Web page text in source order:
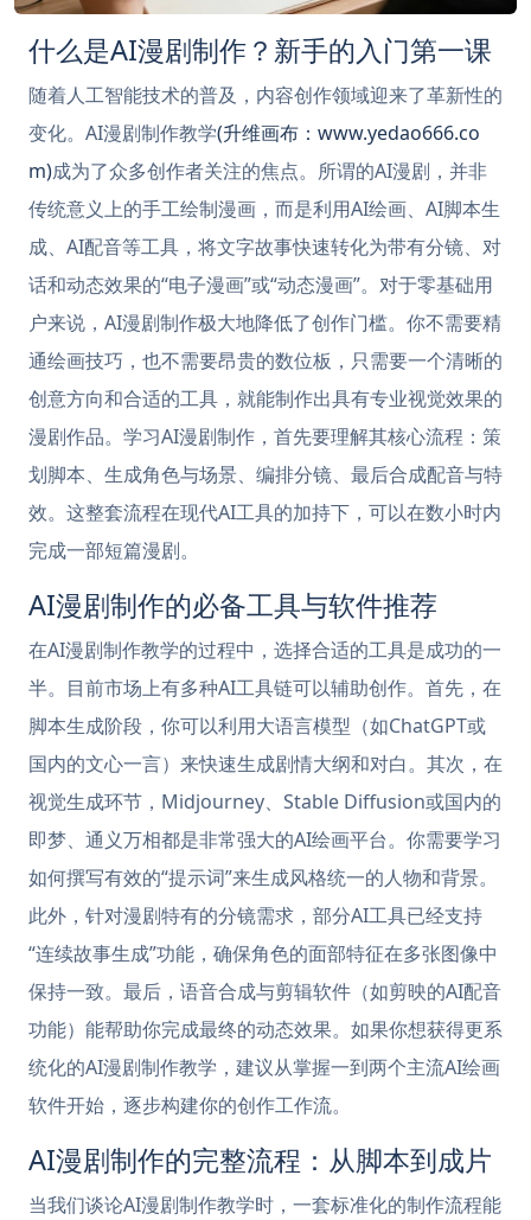
什么是AI漫剧制作？新手的入门第一课
随着人工智能技术的普及，内容创作领域迎来了革新性的
变化。AI漫剧制作教学(升维画布：www.yedao666.co
m)成为了众多创作者关注的焦点。所谓的AI漫剧，并非
传统意义上的手工绘制漫画，而是利用AI绘画、AI脚本生
成、AI配音等工具，将文字故事快速转化为带有分镜、对
话和动态效果的“电子漫画”或“动态漫画”。对于零基础用
户来说，AI漫剧制作极大地降低了创作门槛。你不需要精
通绘画技巧，也不需要昂贵的数位板，只需要一个清晰的
创意方向和合适的工具，就能制作出具有专业视觉效果的
漫剧作品。学习AI漫剧制作，首先要理解其核心流程：策
划脚本、生成角色与场景、编排分镜、最后合成配音与特
效。这整套流程在现代AI工具的加持下，可以在数小时内
完成一部短篇漫剧。
AI漫剧制作的必备工具与软件推荐
在AI漫剧制作教学的过程中，选择合适的工具是成功的一
半。目前市场上有多种AI工具链可以辅助创作。首先，在
脚本生成阶段，你可以利用大语言模型（如ChatGPT或
国内的文心一言）来快速生成剧情大纲和对白。其次，在
视觉生成环节，Midjourney、Stable Diffusion或国内的
即梦、通义万相都是非常强大的AI绘画平台。你需要学习
如何撰写有效的“提示词”来生成风格统一的人物和背景。
此外，针对漫剧特有的分镜需求，部分AI工具已经支持
“连续故事生成”功能，确保角色的面部特征在多张图像中
保持一致。最后，语音合成与剪辑软件（如剪映的AI配音
功能）能帮助你完成最终的动态效果。如果你想获得更系
统化的AI漫剧制作教学，建议从掌握一到两个主流AI绘画
软件开始，逐步构建你的创作工作流。
AI漫剧制作的完整流程：从脚本到成片
当我们谈论AI漫剧制作教学时，一套标准化的制作流程能